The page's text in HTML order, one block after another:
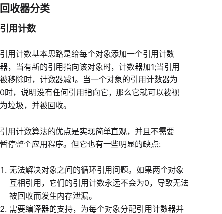
回收器分类
引用计数
引用计数基本思路是给每个对象添加一个引用计数
器，当有新的引用指向该对象时，计数器加1;当引用
被移除时，计数器减1。当一个对象的引用计数器为
0时，说明没有任何引用指向它，那么它就可以被视
为垃圾，并被回收。
引用计数算法的优点是实现简单直观，并且不需要
暂停整个应用程序。但它也有一些明显的缺点:
无法解决对象之间的循环引用问题。如果两个对象
互相引用，它们的引用计数永远不会为0，导致无法
被回收而发生内存泄漏。
需要编译器的支持，为每个对象分配引用计数器并